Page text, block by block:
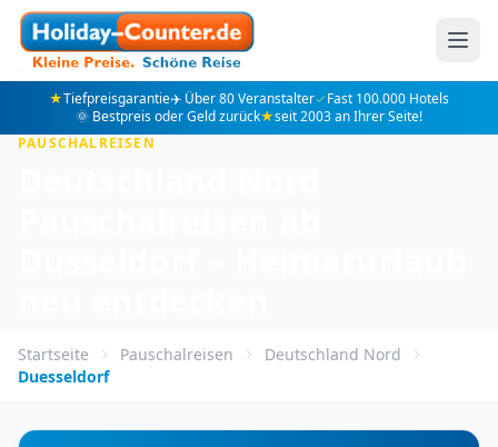
★Tiefpreisgarantie✈️ Über 80 Veranstalter✓Fast 100.000 Hotels
🌞 Bestpreis oder Geld zurück★seit 2003 an Ihrer Seite!
PAUSCHALREISEN
Startseite Pauschalreisen
Deutschland Nord
Duesseldorf